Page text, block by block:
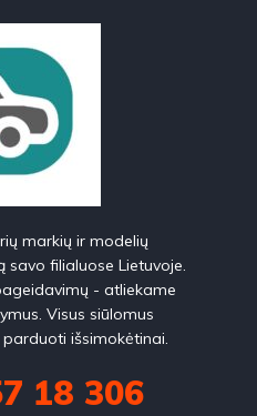
markių ir modelių
savo filialuose Lietuvoje.
- atliekame
Visus siūlomus
išsimokėtinai.
18 306